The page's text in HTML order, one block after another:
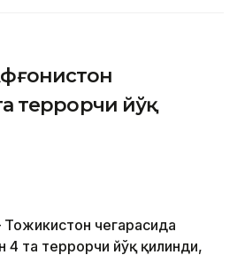
террорчи йўқ
чегарасида
4 та террорчи йўқ қилинди,